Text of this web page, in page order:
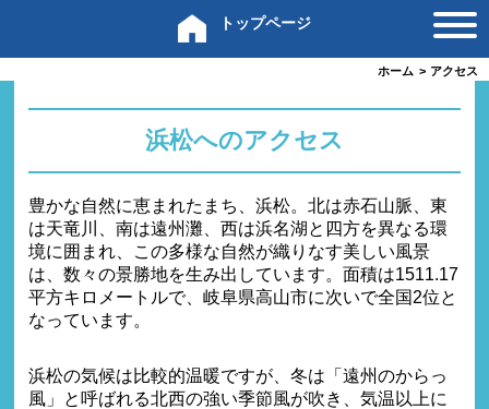
トップページ
ホーム > アクセス
浜松へのアクセス
豊かな自然に恵まれたまち、浜松。北は赤石山脈、東
は天竜川、南は遠州灘、西は浜名湖と四方を異なる環
境に囲まれ、この多様な自然が織りなす美しい風景
は、数々の景勝地を生み出しています。面積は1511.17
平方キロメートルで、岐阜県高山市に次いで全国2位と
なっています。
浜松の気候は比較的温暖ですが、冬は「遠州のからっ
風」と呼ばれる北西の強い季節風が吹き、気温以上に